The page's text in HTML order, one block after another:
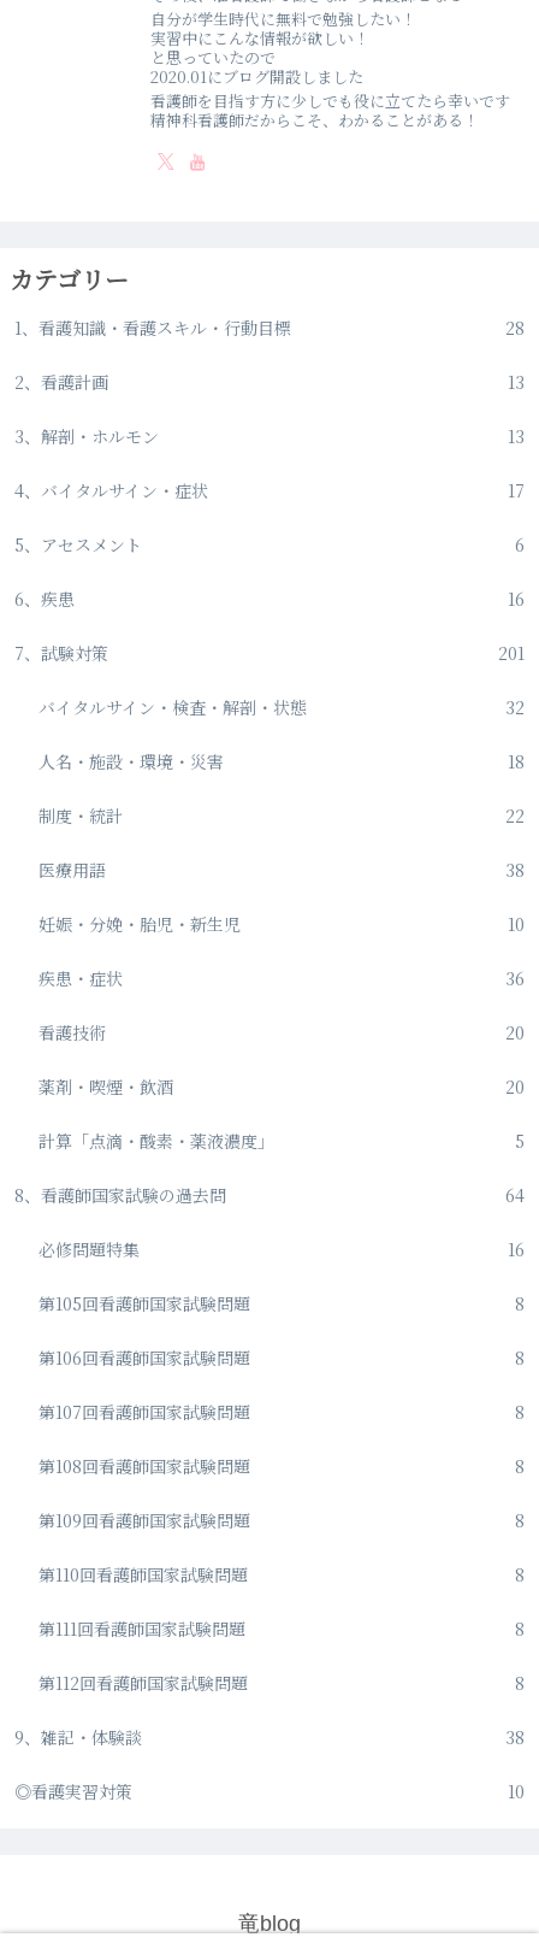
自分が学生時代に無料で勉強したい！
実習中にこんな情報が欲しい！
と思っていたので
2020.01にブログ開設しました
看護師を目指す方に少しでも役に立てたら幸いです
精神科看護師だからこそ、わかることがある！
カテゴリー
1、看護知識・看護スキル・行動目標 28
2、看護計画 13
3、解剖・ホルモン 13
4、バイタルサイン・症状 17
5、アセスメント 6
6、疾患 16
7、試験対策 201
バイタルサイン・検査・解剖・状態 32
人名・施設・環境・災害 18
制度・統計 22
医療用語 38
妊娠・分娩・胎児・新生児 10
疾患・症状 36
看護技術 20
薬剤・喫煙・飲酒 20
計算「点滴・酸素・薬液濃度」 5
8、看護師国家試験の過去問 64
必修問題特集 16
第105回看護師国家試験問題 8
第106回看護師国家試験問題 8
第107回看護師国家試験問題 8
第108回看護師国家試験問題 8
第109回看護師国家試験問題 8
第110回看護師国家試験問題 8
第111回看護師国家試験問題 8
第112回看護師国家試験問題 8
9、雑記・体験談 38
◎看護実習対策 10
竜blog